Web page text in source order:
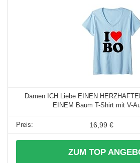
Damen ICH Liebe EINEN
EINEM Baum T-Shirt mit V-
16,99 €
ZUM TOP